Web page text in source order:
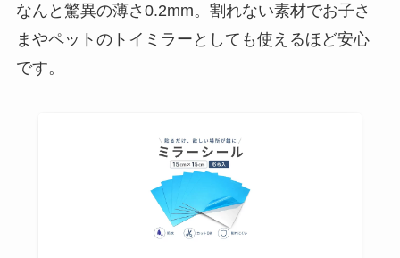
なんと驚異の薄さ0.2mm。割れない素材でお子さ
まやペットのトイミラーとしても使えるほど安心
です。